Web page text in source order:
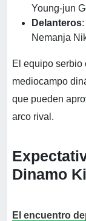
Young-jun
Delanteros
Nemanja
El equipo serbio
mediocampo
que pueden
arco rival.
Dinamo
El encuentro